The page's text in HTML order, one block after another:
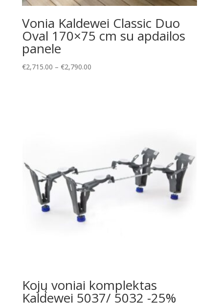
Vonia Kaldewei Classic Duo
Oval 170×75 cm su apdailos
panele
€2,715.00 – €2,790.00Price
Kojų voniai komplektas
Kaldewei 5037/ 5032 -25%